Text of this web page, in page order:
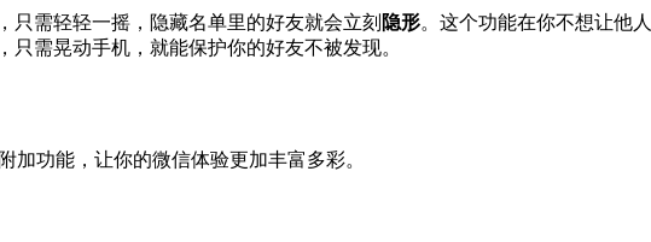
只需轻轻一摇，隐藏名单里的好友就会立刻 隐形。这个功能在你不想让他人
需晃动手机，就能保护你的好友不被发现。
加功能，让你的微信体验更加丰富多彩。